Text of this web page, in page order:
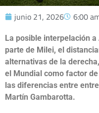
junio 21, 2026 6:00
La posible interpelación
parte de Milei, el
alternativas de la
el Mundial como factor
las diferencias entre
Martín Gambarotta.